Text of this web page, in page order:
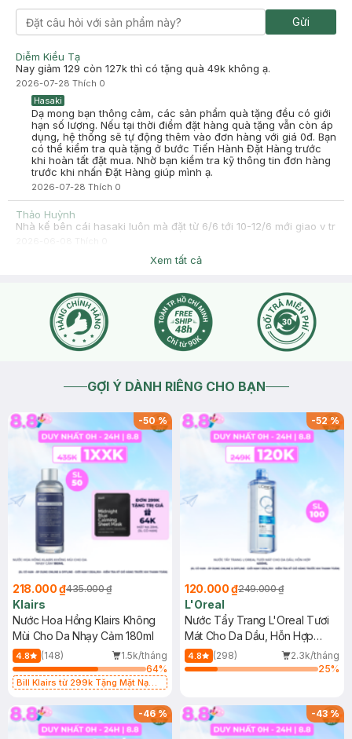
Hasaki -2025-08-28
Hasaki xin chào! Hasaki cảm ơn Duyên Nguyễn đã dành thời
gian đánh giá. Sự hài lòng của khách hàng là động lực to lớn
để Hasaki ngày càng phát triển hơn nữa về chất lượng dịch
vụ. Cảm ơn bạn đã tin tưởng và mua sắm tại Hasaki!
Gửi
Diễm Kiều Tạ
Nay giảm 129 còn 127k thì có tặng quà 49k không ạ.
2026-07-28 Thích 0
Hasaki
Dạ mong bạn thông cảm, các sản phẩm quà tặng đều có giới
hạn số lượng. Nếu tại thời điểm đặt hàng quà tặng vẫn còn áp
dụng, hệ thống sẽ tự động thêm vào đơn hàng với giá 0đ. Bạn
có thể kiểm tra quà tặng ở bước Tiến Hành Đặt Hàng trước
khi hoàn tất đặt mua. Nhờ bạn kiểm tra kỹ thông tin đơn hàng
trước khi nhấn Đặt Hàng giúp mình ạ.
2026-07-28 Thích 0
Thảo Huỳnh
Nhà kế bên cái hasaki luôn mà đặt từ 6/6 tới 10-12/6 mới giao v tr
nhận hàng dự kiến trên đơn tại web/app giúp Hasaki ạ.
2026-06-08Thích
Xem tất cả
GỢI Ý DÀNH RIÊNG CHO BẠN
-50%
218.000 ₫435.000 ₫
Klairs
Nước Hoa Hồng Klairs Không
Mùi Cho Da Nhạy Cảm 180ml
4.8 (148)
1.5k/tháng
64%
Bill Klairs từ 299k Tặng Mặt Nạ
25ml (SL Có Hạn)
-52%
120.000 ₫249.000 ₫
L'Oreal
Nước Tẩy Trang L'Oreal Tươi
Mát Cho Da Dầu, Hỗn Hợp
400ml
4.8 (298)
2.3k/tháng
25%
-46% -43%